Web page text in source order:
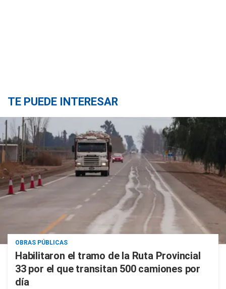
TE PUEDE INTERESAR
OBRAS PÚBLICAS
Habilitaron el tramo de la Ruta Provincial
33 por el que transitan 500 camiones por
día